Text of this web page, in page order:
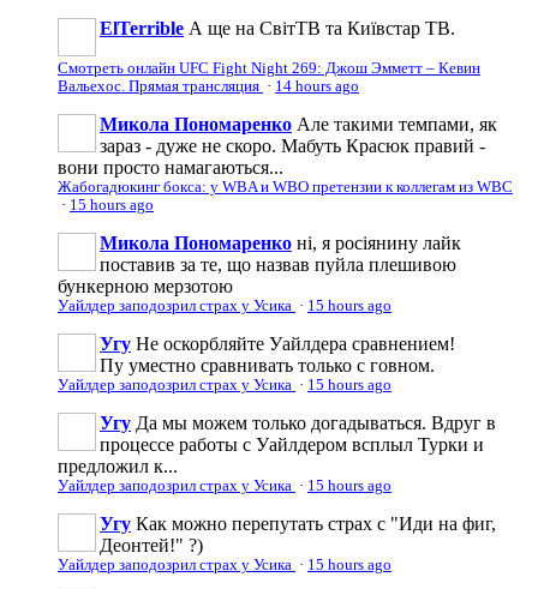
ElTerrible А ще на СвітТВ та Київстар ТВ.
Смотреть онлайн UFC Fight Night 269: Джош Эмметт – Кевин
Вальехос. Прямая трансляция · 14 hours ago
Микола Пономаренко Але такими темпами, як
зараз - дуже не скоро. Мабуть Красюк правий -
вони просто намагаються...
Жабогадюкинг бокса: у WBA и WBO претензии к коллегам из WBC
· 15 hours ago
Микола Пономаренко ні, я росіянину лайк
поставив за те, що назвав пуйла плешивою
бункерною мерзотою
Уайлдер заподозрил страх у Усика · 15 hours ago
Угу Не оскорбляйте Уайлдера сравнением!
Пу уместно сравнивать только с говном.
Уайлдер заподозрил страх у Усика · 15 hours ago
Угу Да мы можем только догадываться. Вдруг в
процессе работы с Уайлдером всплыл Турки и
предложил к...
Уайлдер заподозрил страх у Усика · 15 hours ago
Угу Как можно перепутать страх с "Иди на фиг,
Деонтей!" ?)
Уайлдер заподозрил страх у Усика · 15 hours ago